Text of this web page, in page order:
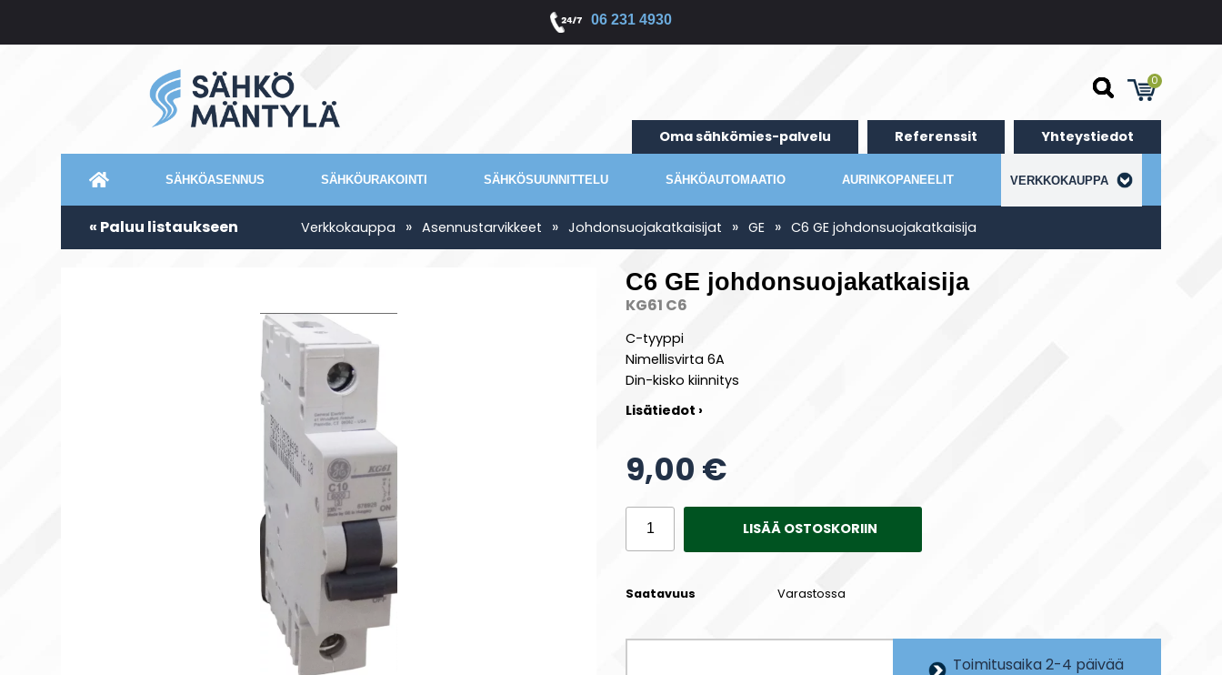
06 231 4930
0
Oma sähkömies-palvelu Referenssit Yhteystiedot
SÄHKÖASENNUS SÄHKÖURAKOINTI SÄHKÖSUUNNITTELU SÄHKÖAUTOMAATIO AURINKOPANEELIT VERKKOKAUPPA
« Paluu listaukseen Verkkokauppa » Asennustarvikkeet » Johdonsuojakatkaisijat » GE » C6 GE johdonsuojakatkaisija
C6 GE johdonsuojakatkaisija
KG61 C6
C-tyyppi
Nimellisvirta 6A
Din-kisko kiinnitys
Lisätiedot ›
9,00 €
LISÄÄ OSTOSKORIIN
Saatavuus Varastossa
Toimitusaika 2-4 päivää